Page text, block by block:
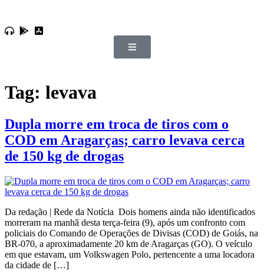
Tag: levava
Dupla morre em troca de tiros com o
COD em Aragarças; carro levava cerca
de 150 kg de drogas
Da redação | Rede da Notícia Dois homens ainda não identificados
morreram na manhã desta terça-feira (9), após um confronto com
policiais do Comando de Operações de Divisas (COD) de Goiás, na
BR-070, a aproximadamente 20 km de Aragarças (GO). O veículo
em que estavam, um Volkswagen Polo, pertencente a uma locadora
da cidade de […]